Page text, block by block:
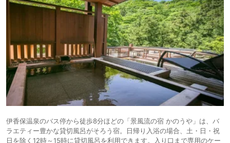
伊香保温泉のバス停から徒歩8分ほどの「景風流の宿 かのうや」は、バ
ラエティー豊かな貸切風呂がそろう宿。日帰り入浴の場合、土・日・祝
日を除く12時～15時に貸切風呂を利用できます。入り口まで専用のケー